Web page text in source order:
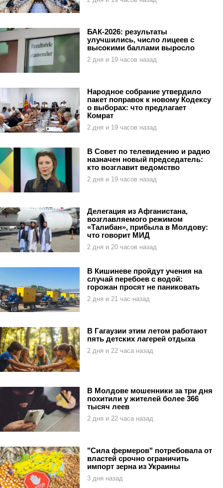
БАК-2026: результаты
улучшились, число лицеев с
высокими баллами выросло
2 дня и 19 часов назад
Народное собрание утвердило
пакет поправок к новому Кодексу
о выборах: что предлагает
Комрат
2 дня и 19 часов назад
В Совет по телевидению и радио
назначен новый председатель:
кто возглавит ведомство
2 дня и 19 часов назад
Делегация из Афганистана,
возглавляемого режимом
«Талибан», прибыла в Молдову:
что говорит МИД
2 дня и 20 часов назад
В Кишиневе пройдут учения на
случай перебоев с водой:
горожан просят не паниковать
2 дня и 21 час назад
В Гагаузии этим летом работают
пять детских лагерей отдыха
2 дня и 22 часа назад
В Молдове мошенники за три дня
похитили у жителей более 366
тысяч леев
2 дня и 22 часа назад
"Сила фермеров" потребовала от
властей срочно ограничить
импорт зерна из Украины
3 дня назад